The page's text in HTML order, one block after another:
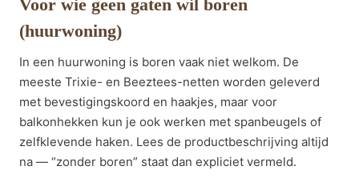
Voor wie geen gaten wil boren
(huurwoning)
In een huurwoning is boren vaak niet welkom. De
meeste Trixie- en Beeztees-netten worden geleverd
met bevestigingskoord en haakjes, maar voor
balkonhekken kun je ook werken met spanbeugels of
zelfklevende haken. Lees de productbeschrijving altijd
na — “zonder boren” staat dan expliciet vermeld.